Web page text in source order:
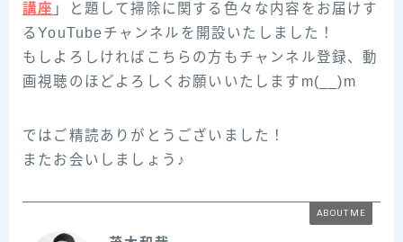
講座 」と題して掃除に関する色々な内容をお届けす
るYouTubeチャンネルを開設いたしました！
もしよろしければこちらの方もチャンネル登録、動
画視聴のほどよろしくお願いいたしますm(__)m
ではご精読ありがとうございました！
またお会いしましょう♪
ABOUT ME